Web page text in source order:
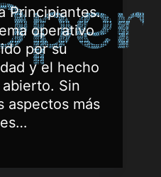
Principiantes.
operativo
por su
y el hecho
Sin
aspectos más